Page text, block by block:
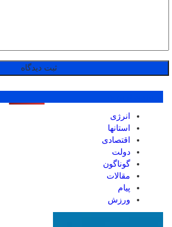
انرژی
استانها
اقتصادی
دولت
گوناگون
مقالات
پیام
ورزش